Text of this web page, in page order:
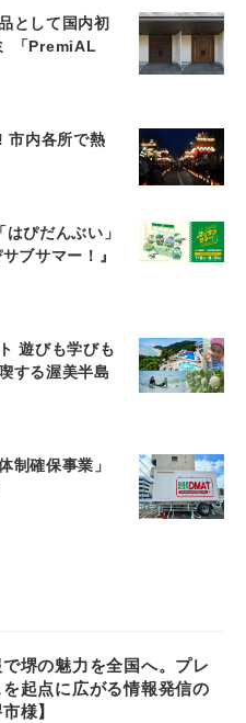
として国内初
「PremiAL
市内各所で熱
はぴだんぶい」
ブサマー！』
遊びも学びも
する渥美半島
制確保事業」
堺の魅力を全国へ。プレ
起点に広がる情報発信の
様】